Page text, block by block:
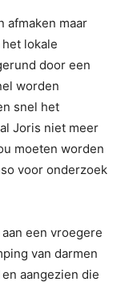
afmaken maar
lokale
door een
worden
snel het
Joris niet meer
moeten worden
voor onderzoek
een vroegere
van darmen
aangezien die